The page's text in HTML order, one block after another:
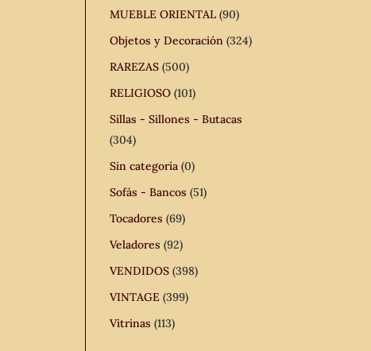
MUEBLE ORIENTAL (90)
Objetos y Decoración (324)
RAREZAS (500)
RELIGIOSO (101)
Sillas - Sillones - Butacas
(304)
Sin categoría (0)
Sofás - Bancos (51)
Tocadores (69)
Veladores (92)
VENDIDOS (398)
VINTAGE (399)
Vitrinas (113)